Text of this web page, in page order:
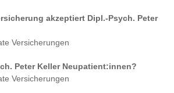
akzeptiert Dipl.-Psych. Peter
Versicherungen
Peter KellerNeupatient:innen?
Versicherungen